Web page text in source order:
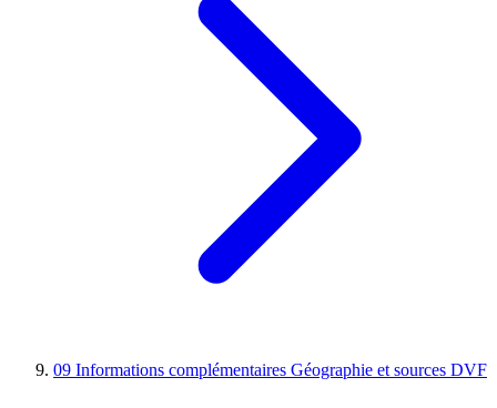
09 Informations complémentaires Géographie et sources DVF